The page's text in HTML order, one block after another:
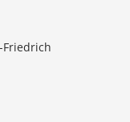
Friedrich